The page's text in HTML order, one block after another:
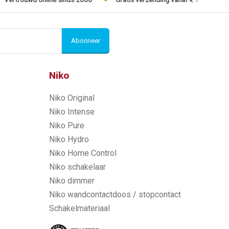
Abonneer
Niko
Niko Original
Niko Intense
Niko Pure
Niko Hydro
Niko Home Control
Niko schakelaar
Niko dimmer
Niko wandcontactdoos / stopcontact
Schakelmateriaal